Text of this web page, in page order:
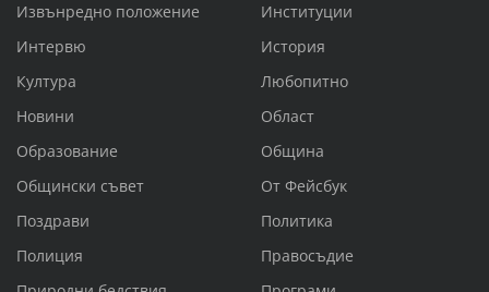
Извънредно положение
Институции
Интервю
История
Култура
Любопитно
Новини
Област
Образование
Община
Общински съвет
От Фейсбук
Поздрави
Политика
Полиция
Правосъдие